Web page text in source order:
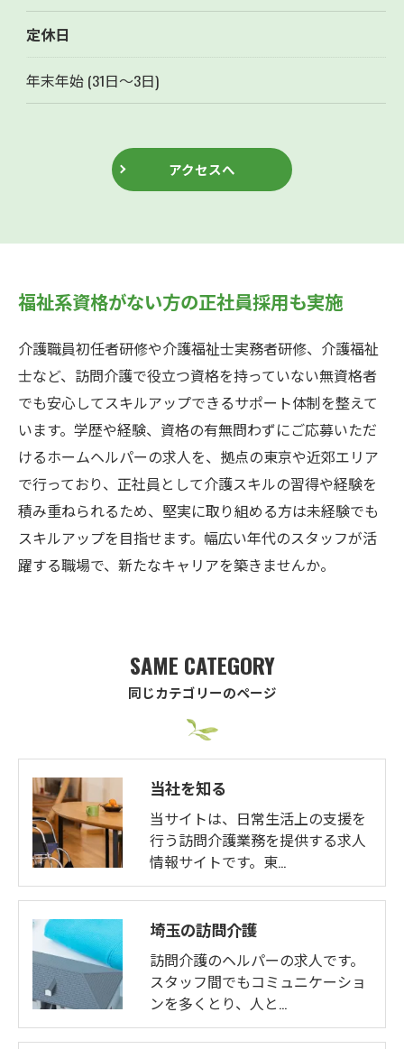
定休日
年末年始 (31日～3日)
アクセスへ
福祉系資格がない方の正社員採用も実施
介護職員初任者研修や介護福祉士実務者研修、介護福祉
士など、訪問介護で役立つ資格を持っていない無資格者
でも安心してスキルアップできるサポート体制を整えて
います。学歴や経験、資格の有無問わずにご応募いただ
けるホームヘルパーの求人を、拠点の東京や近郊エリア
で行っており、正社員として介護スキルの習得や経験を
積み重ねられるため、堅実に取り組める方は未経験でも
スキルアップを目指せます。幅広い年代のスタッフが活
躍する職場で、新たなキャリアを築きませんか。
同じカテゴリーのページ
SAME CATEGORY
当社を知る
当サイトは、日常生活上の支援を
行う訪問介護業務を提供する求人
情報サイトです。東…
埼玉の訪問介護
訪問介護のヘルパーの求人です。
スタッフ間でもコミュニケーショ
ンを多くとり、人と…